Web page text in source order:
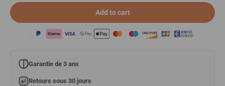
Add to cart
Garantie de 3 ans
Retours sous 30 jours